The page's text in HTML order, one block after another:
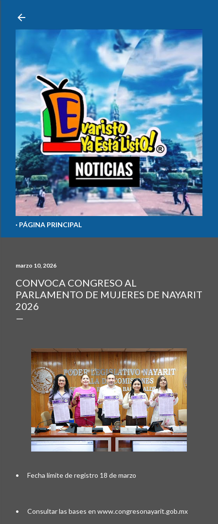
PÁGINA PRINCIPAL
marzo 10, 2026
CONVOCA CONGRESO AL
PARLAMENTO DE MUJERES DE NAYARIT
2026
• Fecha límite de registro 18 de marzo
• Consultar las bases en www.congresonayarit.gob.mx